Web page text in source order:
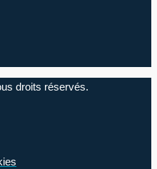
droits réservés.